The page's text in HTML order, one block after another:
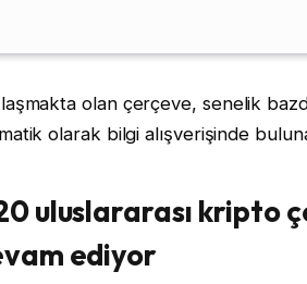
olan çerçeve, senelik
olarak bilgi alışverişinde
uluslararası kripto
ediyor